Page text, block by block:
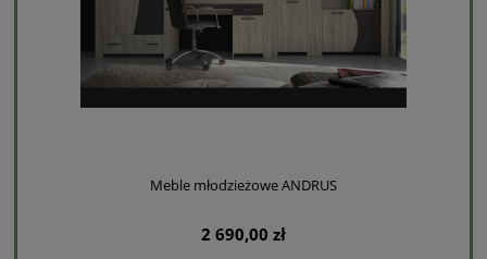
Meble młodzieżowe ANDRUS
2 690,00 zł